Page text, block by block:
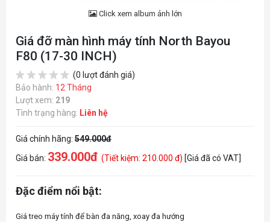
Click xem album ảnh lớn
Giá đỡ màn hình máy tính North Bayou
F80 (17-30 INCH)
(0 lượt đánh giá)
Bảo hành: 12 Tháng
Lượt xem: 219
Tình trạng hàng: Liên hệ
Giá chính hãng: 549.000đ
Giá bán: 339.000đ (Tiết kiệm: 210.000 đ) [Giá đã có VAT]
Đặc điểm nổi bật:
Giá treo máy tính để bàn đa năng, xoay đa hướng